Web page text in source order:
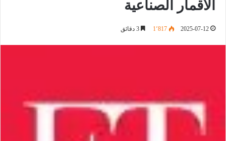
الأقمار الصناعية
2025-07-12 1٬817